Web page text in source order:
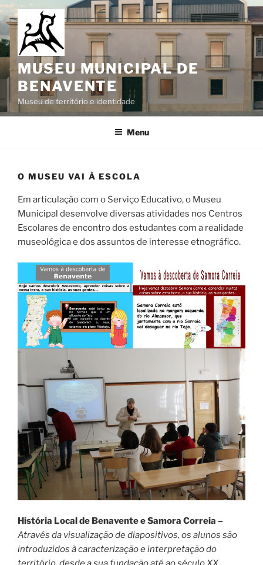
Saltar
para
o
conteúdo
MUSEU MUNICIPAL DE
BENAVENTE
Museu de território e identidade
Menu
O MUSEU VAI À ESCOLA
Em articulação com o Serviço Educativo, o Museu
Municipal desenvolve diversas atividades nos Centros
Escolares de encontro dos estudantes com a realidade
museológica e dos assuntos de interesse etnográfico.
História Local de Benavente e Samora Correia –
Através da visualização de diapositivos, os alunos são
introduzidos à caracterização e interpretação do